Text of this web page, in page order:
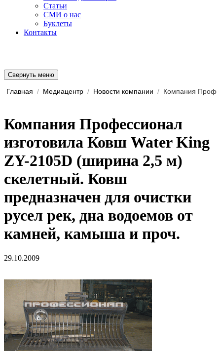
Статьи
СМИ о нас
Буклеты
Контакты
Свернуть меню
Главная / Медиацентр / Новости компании /
Компания Профессионал
изготовила Ковш Water King
ZY-2105D (ширина 2,5 м)
скелетный. Ковш
предназначен для очистки
русел рек, дна водоемов от
камней, камыша и проч.
29.10.2009